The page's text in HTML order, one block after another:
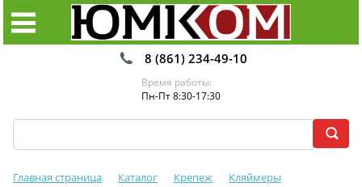
8 (861) 234-49-10
Время работы:
Пн-Пт 8:30-17:30
Главная страница Каталог Крепеж
Кляймеры